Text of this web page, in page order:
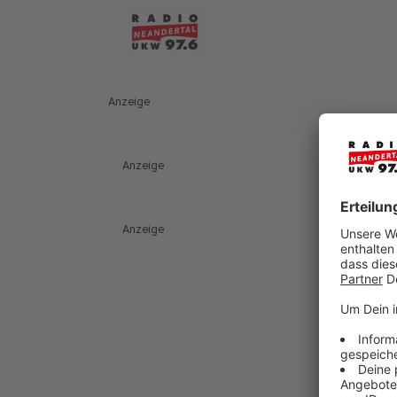
Anzeige
Anzeige
Anzeige